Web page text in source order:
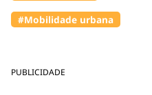
PUBLICIDADE
#Mobilidade urbana